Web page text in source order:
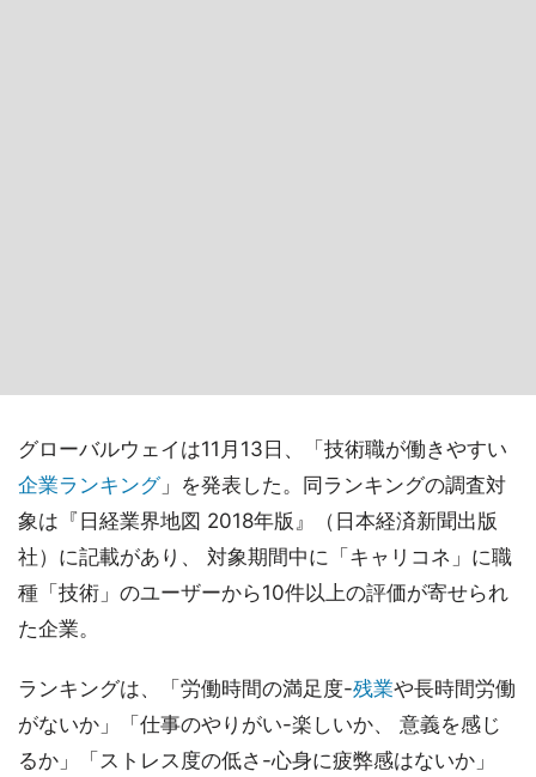
グローバルウェイは11月13日、「技術職が働きやすい
企業ランキング」を発表した。同ランキングの調査対
象は『日経業界地図 2018年版』（日本経済新聞出版
社）に記載があり、 対象期間中に「キャリコネ」に職
種「技術」のユーザーから10件以上の評価が寄せられ
た企業。
ランキングは、「労働時間の満足度-残業や長時間労働
がないか」「仕事のやりがい-楽しいか、 意義を感じ
るか」「ストレス度の低さ-心身に疲弊感はないか」